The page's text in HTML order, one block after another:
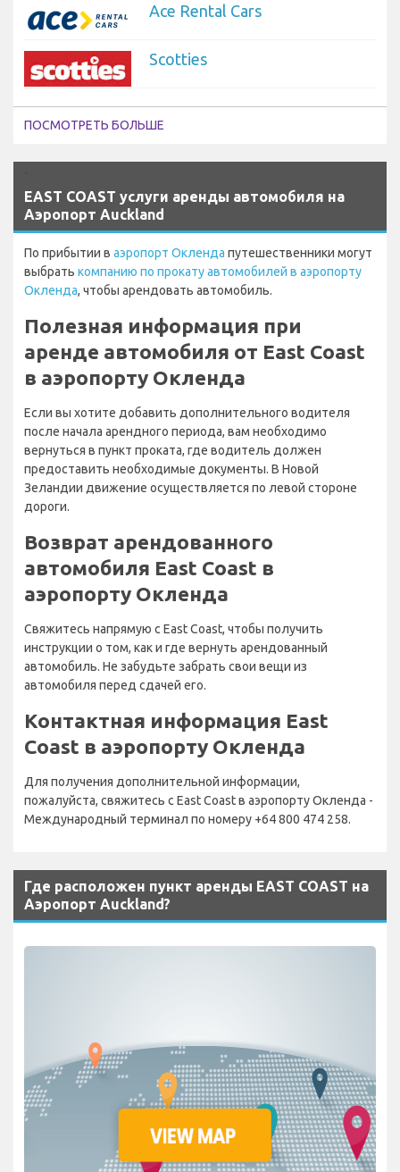
Ace Rental Cars
Scotties
ПОСМОТРЕТЬ БОЛЬШЕ
EAST COAST услуги аренды автомобиля на
Аэропорт Auckland
По прибытии в аэропорт Окленда путешественники могут
выбрать компанию по прокату автомобилей в аэропорту
Окленда, чтобы арендовать автомобиль.
Полезная информация при
аренде автомобиля от East Coast
в аэропорту Окленда
Если вы хотите добавить дополнительного водителя
после начала арендного периода, вам необходимо
вернуться в пункт проката, где водитель должен
предоставить необходимые документы. В Новой
Зеландии движение осуществляется по левой стороне
дороги.
Возврат арендованного
автомобиля East Coast в
аэропорту Окленда
Свяжитесь напрямую с East Coast, чтобы получить
инструкции о том, как и где вернуть арендованный
автомобиль. Не забудьте забрать свои вещи из
автомобиля перед сдачей его.
Контактная информация East
Coast в аэропорту Окленда
Для получения дополнительной информации,
пожалуйста, свяжитесь с East Coast в аэропорту Окленда -
Международный терминал по номеру +64 800 474 258.
Где расположен пункт аренды EAST COAST на
Аэропорт Auckland?